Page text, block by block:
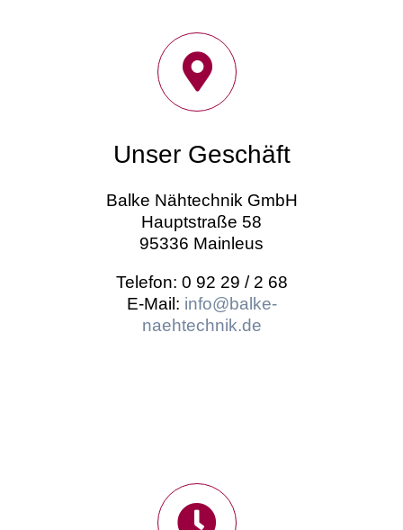
Unser Geschäft
Balke Nähtechnik GmbH
Hauptstraße 58
95336 Mainleus
Telefon: 0 92 29 / 2 68
E-Mail: info@balke-
naehtechnik.de